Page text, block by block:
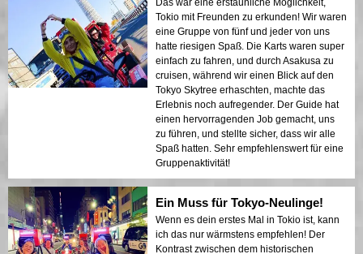
Das war eine erstaunliche Möglichkeit,
Tokio mit Freunden zu erkunden! Wir waren
eine Gruppe von fünf und jeder von uns
hatte riesigen Spaß. Die Karts waren super
einfach zu fahren, und durch Asakusa zu
cruisen, während wir einen Blick auf den
Tokyo Skytree erhaschten, machte das
Erlebnis noch aufregender. Der Guide hat
einen hervorragenden Job gemacht, uns
zu führen, und stellte sicher, dass wir alle
Spaß hatten. Sehr empfehlenswert für eine
Gruppenaktivität!
Ein Muss für Tokyo-Neulinge!
Wenn es dein erstes Mal in Tokio ist, kann
ich das nur wärmstens empfehlen! Der
Kontrast zwischen dem historischen